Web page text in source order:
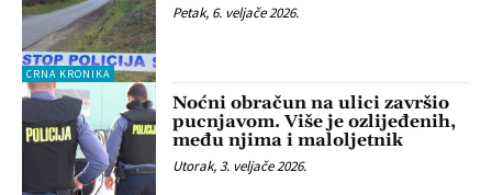
CRNA KRONIKA
Petak, 6. veljače 2026.
Noćni obračun na ulici završio
pucnjavom. Više je ozlijeđenih,
među njima i maloljetnik
Utorak, 3. veljače 2026.